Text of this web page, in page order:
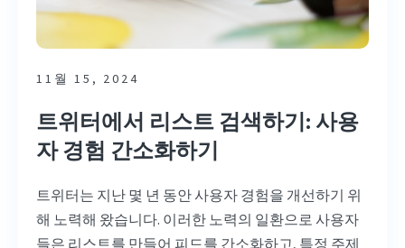
11월 15, 2024
트위터에서 리스트 검색하기: 사용
자 경험 간소화하기
트위터는 지난 몇 년 동안 사용자 경험을 개선하기 위
해 노력해 왔습니다. 이러한 노력의 일환으로 사용자
들은 리스트를 만들어 피드를 간소화하고, 특정 주제